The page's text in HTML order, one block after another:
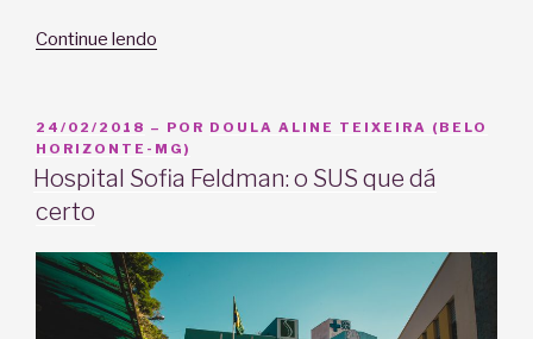
Continue lendo
da
Joyce:
Nascimento
PUBLICADO
EM
24/02/2018 – POR DOULA ALINE TEIXEIRA (BELO
HORIZONTE-MG)
Hospital Sofia Feldman: o SUS que dá
certo